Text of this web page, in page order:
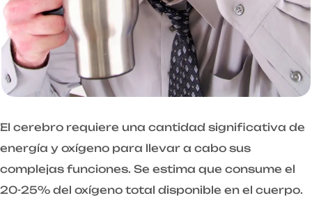
El cerebro requiere una cantidad significativa de
energía y oxígeno para llevar a cabo sus
complejas funciones. Se estima que consume el
20-25% del oxígeno total disponible en el cuerpo.